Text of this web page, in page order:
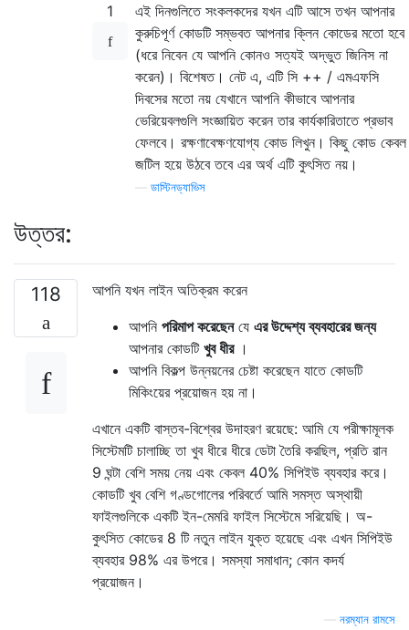
1
এই দিনগুলিতে সংকলকদের যখন এটি আসে তখন আপনার
কুরুচিপূর্ণ কোডটি সম্ভবত আপনার ক্লিন কোডের মতো হবে
(ধরে নিবেন যে আপনি কোনও সত্যই অদ্ভুত জিনিস না
করেন)। বিশেষত। নেট এ, এটি সি ++ / এমএফসি
দিবসের মতো নয় যেখানে আপনি কীভাবে আপনার
ভেরিয়েবলগুলি সংজ্ঞায়িত করেন তার কার্যকারিতাতে প্রভাব
ফেলবে। রক্ষণাবেক্ষণযোগ্য কোড লিখুন। কিছু কোড কেবল
জটিল হয়ে উঠবে তবে এর অর্থ এটি কুৎসিত নয়।
ডাস্টিনড্যাভিস
উত্তর:
118
আপনি যখন লাইন অতিক্রম করেন
আপনি পরিমাপ করেছেনযে এর উদ্দেশ্য ব্যবহারের জন্য
আপনার কোডটি খুব ধীর।
আপনি বিকল্প উন্নয়নের চেষ্টা করেছেন যাতে কোডটি
মিকিংয়ের প্রয়োজন হয় না।
এখানে একটি বাস্তব-বিশ্বের উদাহরণ রয়েছে: আমি যে পরীক্ষামূলক
সিস্টেমটি চালাচ্ছি তা খুব ধীরে ধীরে ডেটা তৈরি করছিল, প্রতি রান
9 ঘন্টা বেশি সময় নেয় এবং কেবল 40% সিপিইউ ব্যবহার করে।
কোডটি খুব বেশি গণ্ডগোলের পরিবর্তে আমি সমস্ত অস্থায়ী
ফাইলগুলিকে একটি ইন-মেমরি ফাইল সিস্টেমে সরিয়েছি। অ-
কুৎসিত কোডের 8 টি নতুন লাইন যুক্ত হয়েছে এবং এখন সিপিইউ
ব্যবহার 98% এর উপরে। সমস্যা সমাধান; কোন কদর্য
প্রয়োজন।
নরম্যান রামসে